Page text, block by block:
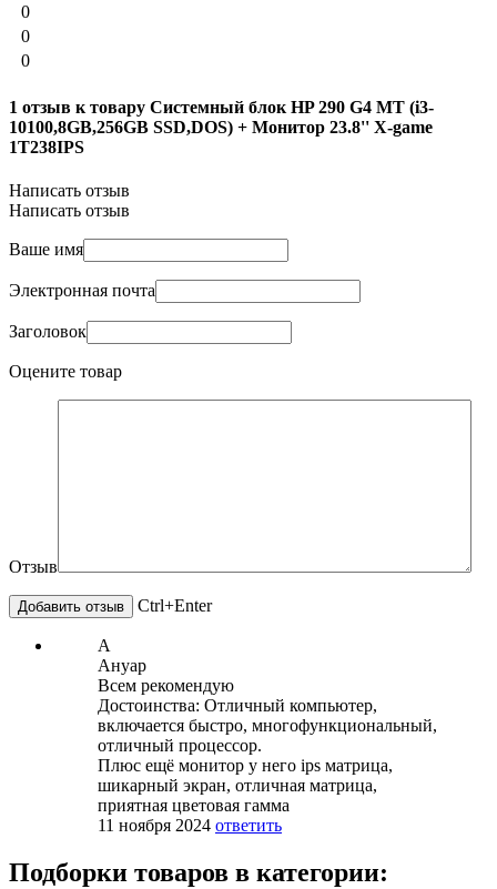
0
0
0
1 отзыв к товару Системный блок HP 290 G4 MT (i3-
10100,8GB,256GB SSD,DOS) + Монитор 23.8'' X-game
1T238IPS
Написать отзыв
Написать отзыв
Ваше имя
Электронная почта
Заголовок
Оцените товар
Отзыв
Ctrl+Enter
А
Ануар
Всем рекомендую
Достоинства: Отличный компьютер,
включается быстро, многофункциональный,
отличный процессор.
Плюс ещё монитор у него ips матрица,
шикарный экран, отличная матрица,
приятная цветовая гамма
11 ноября 2024 ответить
Подборки товаров в категории: